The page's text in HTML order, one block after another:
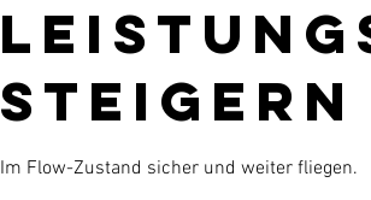
steigern
Im Flow-Zustand sicher und weiter fliegen.